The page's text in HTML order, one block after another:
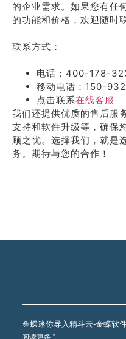
的企业需求。如果您有任
的功能和价格，欢迎随时
联系方式：
电话：400-178-
移动电话：150-
点击联系在线客服
我们还提供优质的售后服
支持和软件升级等，确保
顾之忧。选择我们，就是
务。期待与您的合作！
金蝶迷你导入精斗云-金蝶软
阅读更多 ”